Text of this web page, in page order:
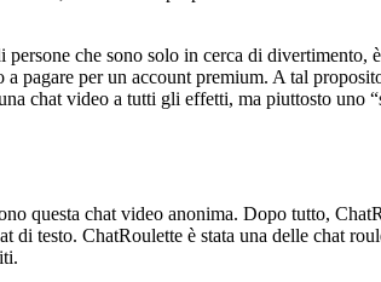
che sono solo in cerca di
pagare per un account premium. A tal
chat video a tutti gli effetti, ma piuttosto uno
questa chat video anonima. Dopo tutto,
testo. ChatRoulette è stata una delle chat